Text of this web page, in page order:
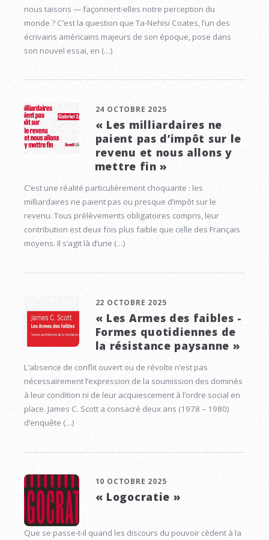
nous taisons — façonnent-elles notre perception du
monde ? C’est la question que Ta-Nehisi Coates, l’un des
écrivains américains majeurs de son époque, pose dans
son nouvel essai, en (…)
24 OCTOBRE 2025
« Les milliardaires ne
paient pas d’impôt sur le
revenu et nous allons y
mettre fin »
C’est une réalité particulièrement choquante : les
milliardaires ne paient pas ou presque d’impôt sur le
revenu. Tous prélèvements obligatoires compris, leur
contribution est deux fois plus faible que celle des Français
moyens. Il s’agit là d’une (…)
22 OCTOBRE 2025
« Les Armes des faibles -
Formes quotidiennes de
la résistance paysanne »
L’absence de conflit ouvert ou de révolte n’est pas
nécessairement l’expression de la soumission des dominés
à leur condition ni de leur acquiescement à l’ordre social en
place. James C. Scott a consacré deux ans (1978 – 1980)
d’enquête (…)
10 OCTOBRE 2025
« Logocratie »
Que se passe-t-il quand les discours du pouvoir cèdent à la